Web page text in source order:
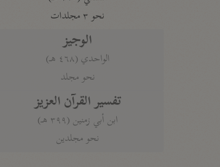
نحو ٣ مجلدات
الوجيز
الواحدي (٤٦٨ هـ)
نحو مجلد
تفسير القرآن العزيز
ابن أبي زمنين (٣٩٩ هـ)
نحو مجلدين